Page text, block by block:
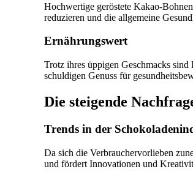
Hochwertige geröstete Kakao-
reduzieren und die allgemeine
Ernährungswert
Trotz ihres üppigen Geschmacks
schuldigen Genuss für
Die steigende
Trends in der
Da sich die Verbrauchervorlieben
und fördert Innovationen und